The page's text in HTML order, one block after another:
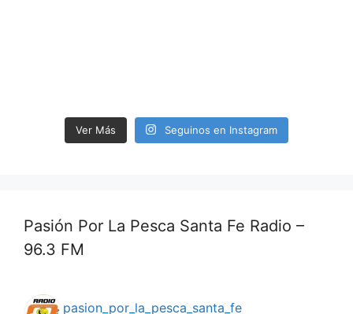
Ver Más Seguinos en Instagram
Pasión Por La Pesca Santa Fe Radio –
96.3 FM
pasion_por_la_pesca_santa_fe